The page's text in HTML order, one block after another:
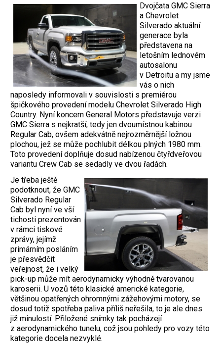
Dvojčata GMC Sierra
a Chevrolet
Silverado aktuální
generace byla
představena na
letošním lednovém
autosalonu
v Detroitu a my jsme
vás o nich
naposledy informovali v souvislosti s premiérou
špičkového provedení modelu Chevrolet Silverado High
Country. Nyní koncern General Motors představuje verzi
GMC Sierra s nejkratší, tedy jen dvoumístnou kabinou
Regular Cab, ovšem adekvátně nejrozměrnější ložnou
plochou, jež se může pochlubit délkou plných 1980 mm.
Toto provedení doplňuje dosud nabízenou čtyřdveřovou
variantu Crew Cab se sedadly ve dvou řadách.
Je třeba ještě
podotknout, že GMC
Silverado Regular
Cab byl nyní ve vší
tichosti prezentován
v rámci tiskové
zprávy, jejímž
primárním posláním
je přesvědčit
veřejnost, že i velký
pick-up může mít aerodynamicky výhodně tvarovanou
karoserii. U vozů této klasické americké kategorie,
většinou opatřených ohromnými zážehovými motory, se
dosud totiž spotřeba paliva příliš neřešila, to je ale dnes
již minulostí. Přiložené snímky tak pocházejí
z aerodynamického tunelu, což jsou pohledy pro vozy této
kategorie docela nezvyklé.